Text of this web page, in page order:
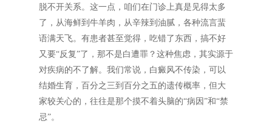
脱不开关系。这一点，咱们在门诊上真是见得太多
了，从海鲜到牛羊肉，从辛辣到油腻，各种流言蜚
语满天飞。有患者甚至觉得，吃错了东西，搞不好
又要“反复”了，那不是白遭罪？这种焦虑，其实源于
对疾病的不了解。我们常说，白癜风不传染，可以
结婚生育，百分之三到百分之五的遗传概率，但大
家较关心的，往往是那个摸不着头脑的“病因”和“禁
忌”。